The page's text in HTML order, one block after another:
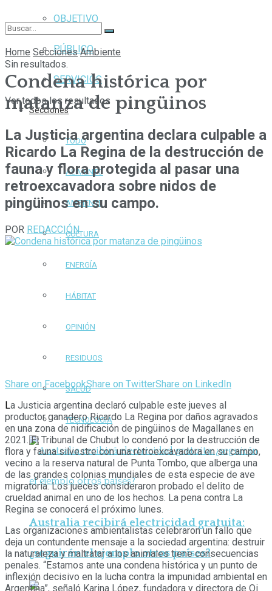
OBJETIVO
PÚBLICO
SERVICIOS
Secciones
TODO
ALIMENTO
AMBIENTE
CULTURA
ENERGÍA
HÁBITAT
OPINIÓN
RESIDUOS
SALUD
TECNOLOGÍA
Australia recibirá electricidad gratuita:
¿seguirán el ejemplo otros países?
Sin resultados.
Ver todos los resultados
Home Secciones Ambiente
Condena histórica por
matanza de pingüinos
La Justicia argentina declara culpable a
Ricardo La Regina de la destrucción de
fauna y flora protegida al pasar una
retroexcavadora sobre nidos de
pingüinos en su campo.
POR REDACCIÓN
Share on FacebookShare on TwitterShare on LinkedIn
La Justicia argentina declaró culpable este jueves al
productor ganadero Ricardo La Regina por daños agravados
en una zona de nidificación de pingüinos de Magallanes en
2021. El Tribunal de Chubut lo condenó por la destrucción de
flora y fauna silvestre con una retroexcavadora en su campo,
vecino a la reserva natural de Punta Tombo, que alberga una
de las grandes colonias mundiales de esta especie de ave
migratoria. Los jueces consideraron probado el delito de
crueldad animal en uno de los hechos. La pena contra La
Regina se conocerá el próximo lunes.
Las organizaciones ambientalistas celebraron un fallo que
deja un contundente mensaje a la sociedad argentina: destruir
la naturaleza y maltratar a los animales tiene consecuencias
penales. “Estamos ante una condena histórica y un punto de
inflexión decisivo en la lucha contra la impunidad ambiental en
Argentina”, señaló Karina López, fundadora y directora de Qi